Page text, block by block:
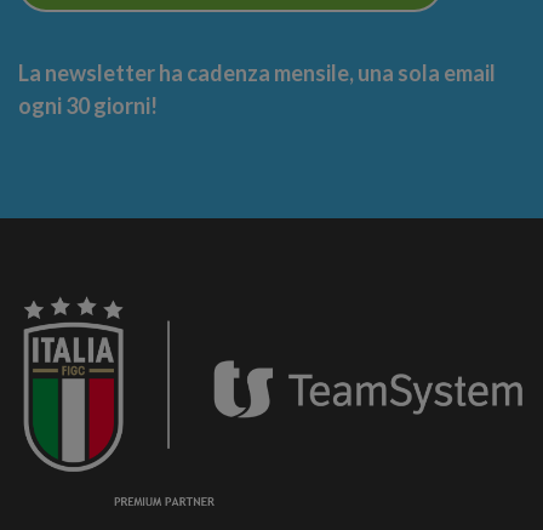
La newsletter ha cadenza mensile, una sola email
ogni 30 giorni!